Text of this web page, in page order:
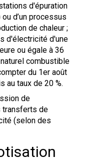
d'épuration
d’un processus
de chaleur ;
d'électricité d'une
ou égale à 36
combustible
du 1er août
au taux de 20 %.
de
transferts de
(selon des